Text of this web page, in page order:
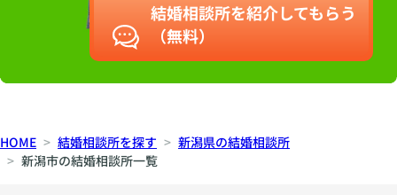
結婚相談所を紹介してもらう
（無料）
HOME 結婚相談所を探す
新潟県の結婚相談所
新潟市の結婚相談所一覧